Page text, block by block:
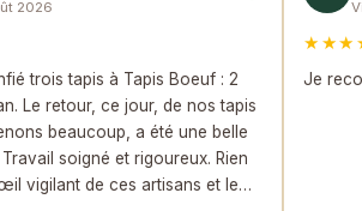
2026
trois tapis à Tapis Boeuf : 2
Le retour, ce jour, de nos tapis
beaucoup, a été une belle
soigné et rigoureux. Rien
vigilant de ces artisans et le
Je